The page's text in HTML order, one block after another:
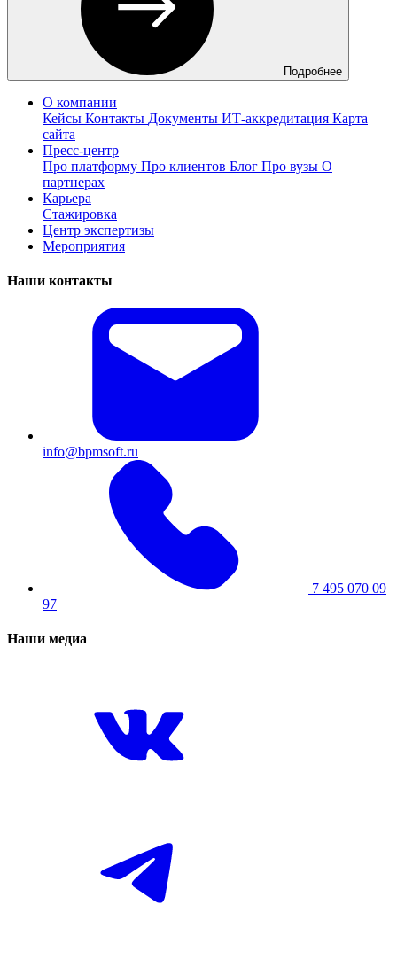
Подробнее
О компании
Кейсы Контакты Документы ИТ-аккредитация Карта
сайта
Пресс-центр
Про платформу Про клиентов Блог Про вузы О
партнерах
Карьера
Стажировка
Центр экспертизы
Мероприятия
Наши контакты
info@bpmsoft.ru
7 495 070 09
97
Наши медиа